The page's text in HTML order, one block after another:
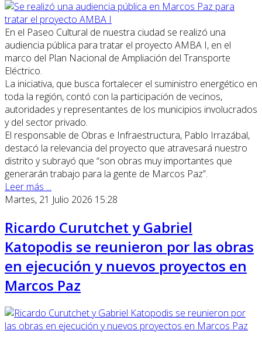
En el Paseo Cultural de nuestra ciudad se realizó una
audiencia pública para tratar el proyecto AMBA I, en el
marco del Plan Nacional de Ampliación del Transporte
Eléctrico.
La iniciativa, que busca fortalecer el suministro energético en
toda la región, contó con la participación de vecinos,
autoridades y representantes de los municipios involucrados
y del sector privado.
El responsable de Obras e Infraestructura, Pablo Irrazábal,
destacó la relevancia del proyecto que atravesará nuestro
distrito y subrayó que “son obras muy importantes que
generarán trabajo para la gente de Marcos Paz”.
Leer más ...
Martes, 21 Julio 2026 15:28
Ricardo Curutchet y Gabriel
Katopodis se reunieron por las obras
en ejecución y nuevos proyectos en
Marcos Paz